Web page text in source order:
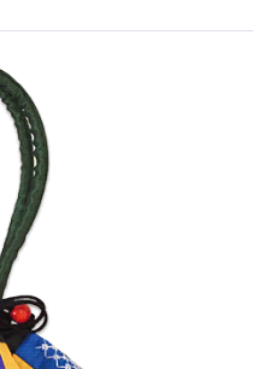
ホーム